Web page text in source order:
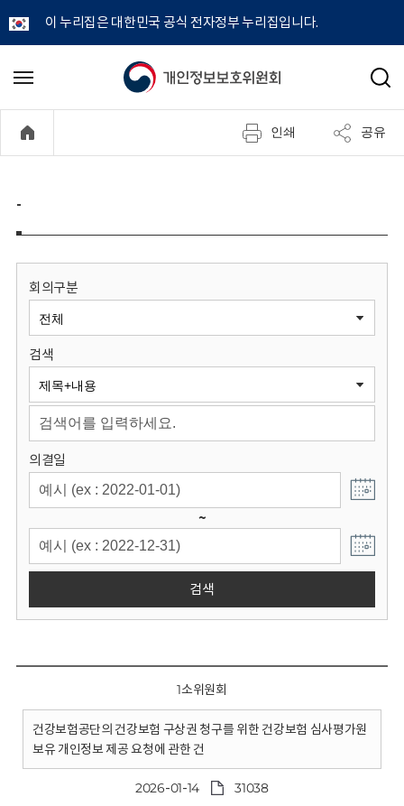
이 누리집은 대한민국 공식 전자정부 누리집입니다.
개
정
보
원
회
메
기
검
인쇄 공유
-
회의구분
검색
의결일
~
검색
1소위원회
건강보험공단의 건강보험 구상권 청구를 위한 건강보험 심사평가원
보유 개인정보 제공 요청에 관한 건
2026-01-14 31038